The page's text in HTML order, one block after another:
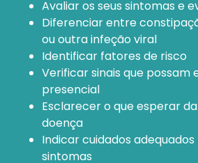
Avaliar os seus sintomas e
Diferenciar entre
ou outra infeção viral
Identificar fatores de risco
Verificar sinais que possam
presencial
Esclarecer o que esperar
doença
Indicar cuidados
sintomas